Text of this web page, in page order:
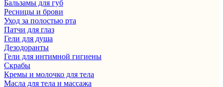
Бальзамы для губ
Ресницы и брови
Уход за полостью рта
Патчи для глаз
Гели для душа
Дезодоранты
Гели для интимной гигиены
Скрабы
Кремы и молочко для тела
Масла для тела и массажа